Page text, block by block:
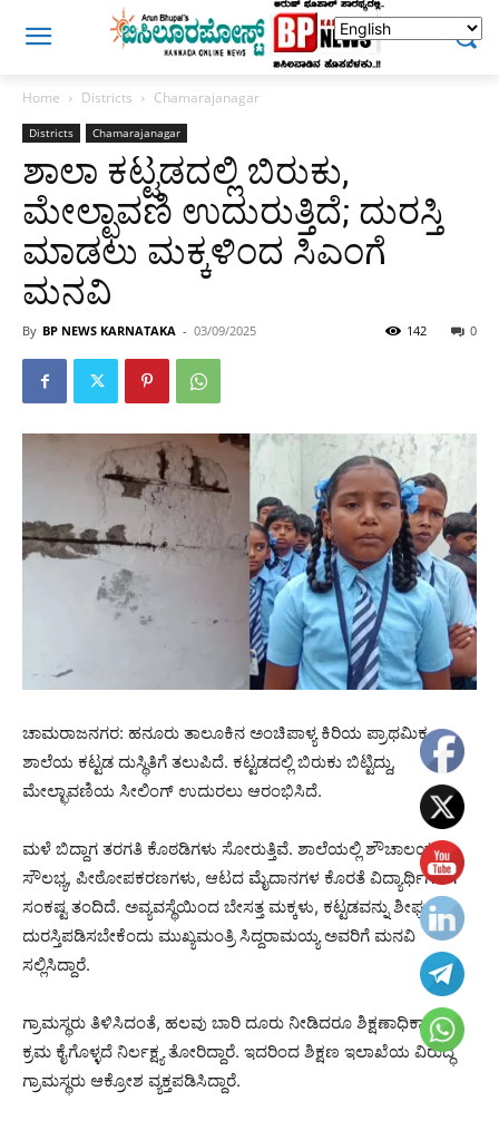
Home Districts Chamarajanagar
Districts Chamarajanagar
ಶಾಲಾ ಕಟ್ಟಡದಲ್ಲಿ ಬಿರುಕು,
ಮೇಲ್ಛಾವಣಿ ಉದುರುತ್ತಿದೆ; ದುರಸ್ತಿ
ಮಾಡಲು ಮಕ್ಕಳಿಂದ ಸಿಎಂಗೆ
ಮನವಿ
By BP NEWS KARNATAKA - 03/09/2025 0
142
ಚಾಮರಾಜನಗರ: ಹನೂರು ತಾಲೂಕಿನ ಅಂಚಿಪಾಳ್ಯ ಕಿರಿಯ ಪ್ರಾಥಮಿಕ
ಶಾಲೆಯ ಕಟ್ಟಡ ದುಸ್ಥಿತಿಗೆ ತಲುಪಿದೆ. ಕಟ್ಟಡದಲ್ಲಿ ಬಿರುಕು ಬಿಟ್ಟಿದ್ದು,
ಮೇಲ್ಛಾವಣಿಯ ಸೀಲಿಂಗ್ ಉದುರಲು ಆರಂಭಿಸಿದೆ.
ಮಳೆ ಬಿದ್ದಾಗ ತರಗತಿ ಕೊಠಡಿಗಳು ಸೋರುತ್ತಿವೆ. ಶಾಲೆಯಲ್ಲಿ ಶೌಚಾಲಯ
ಸೌಲಭ್ಯ, ಪೀಠೋಪಕರಣಗಳು, ಆಟದ ಮೈದಾನಗಳ ಕೊರತೆ ವಿದ್ಯಾರ್ಥಿಗಳಿಗೆ
ಸಂಕಷ್ಟ ತಂದಿದೆ. ಅವ್ಯವಸ್ಥೆಯಿಂದ ಬೇಸತ್ತ ಮಕ್ಕಳು, ಕಟ್ಟಡವನ್ನು ಶೀಘ್ರ
ದುರಸ್ತಿಪಡಿಸಬೇಕೆಂದು ಮುಖ್ಯಮಂತ್ರಿ ಸಿದ್ದರಾಮಯ್ಯ ಅವರಿಗೆ ಮನವಿ
ಸಲ್ಲಿಸಿದ್ದಾರೆ.
ಗ್ರಾಮಸ್ಥರು ತಿಳಿಸಿದಂತೆ, ಹಲವು ಬಾರಿ ದೂರು ನೀಡಿದರೂ ಶಿಕ್ಷಣಾಧಿಕಾರಿಗಳು
ಕ್ರಮ ಕೈಗೊಳ್ಳದೆ ನಿರ್ಲಕ್ಷ್ಯ ತೋರಿದ್ದಾರೆ. ಇದರಿಂದ ಶಿಕ್ಷಣ ಇಲಾಖೆಯ ವಿರುದ್ಧ
ಗ್ರಾಮಸ್ಥರು ಆಕ್ರೋಶ ವ್ಯಕ್ತಪಡಿಸಿದ್ದಾರೆ.